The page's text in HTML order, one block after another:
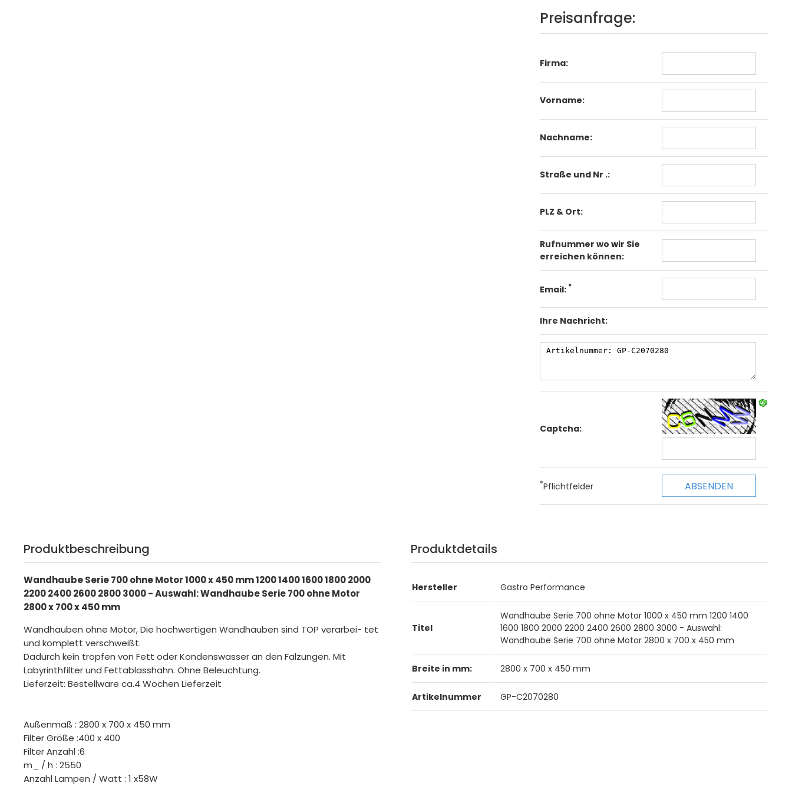
Preisanfrage:
Firma:
Vorname:
Nachname:
Straße und Nr .:
PLZ & Ort:
Rufnummer wo wir Sie
erreichen können:
Email: *
Ihre Nachricht:
Captcha:
*Pflichtfelder
Produktbeschreibung
Wandhaube Serie 700 ohne Motor 1000 x 450 mm 1200 1400 1600 1800 2000
2200 2400 2600 2800 3000 - Auswahl: Wandhaube Serie 700 ohne Motor
2800 x 700 x 450 mm
Wandhauben ohne Motor, Die hochwertigen Wandhauben sind TOP verarbei- tet
und komplett verschweißt.
Dadurch kein tropfen von Fett oder Kondenswasser an den Falzungen. Mit
Labyrinthfilter und Fettablasshahn. Ohne Beleuchtung.
Lieferzeit: Bestellware ca.4 Wochen Lieferzeit
Außenmaß : 2800 x 700 x 450 mm
Filter Größe :400 x 400
Filter Anzahl :6
m_ / h : 2550
Anzahl Lampen / Watt : 1 x58W
Produktdetails
Hersteller Gastro Performance
Titel
Wandhaube Serie 700 ohne Motor 1000 x 450 mm 1200 1400
1600 1800 2000 2200 2400 2600 2800 3000 - Auswahl:
Wandhaube Serie 700 ohne Motor 2800 x 700 x 450 mm
Breite in mm: 2800 x 700 x 450 mm
Artikelnummer GP-C2070280